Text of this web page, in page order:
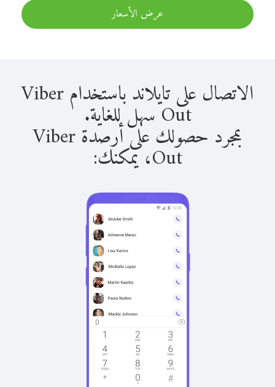
عرض الأسعار
الاتصال على تايلاند باستخدام Viber
Out سهل للغاية.
بمجرد حصولك على أرصدة Viber
Out، يمكنك: